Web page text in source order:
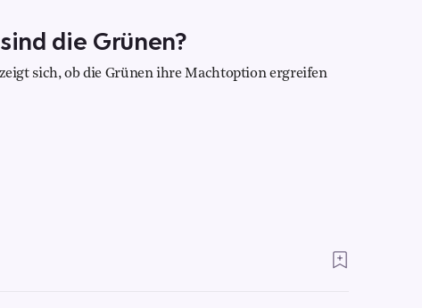
die Grünen?
sich, ob die Grünen ihre Machtoption ergreifen